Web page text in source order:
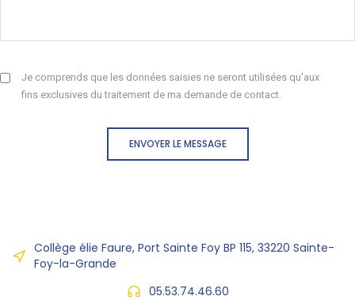
Je comprends que les données saisies ne seront utilisées qu'aux
fins exclusives du traitement de ma demande de contact.
ENVOYER LE MESSAGE
Collège élie Faure, Port Sainte Foy BP 115, 33220 Sainte-
Foy-la-Grande
05.53.74.46.60